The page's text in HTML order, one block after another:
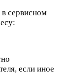
сервисном
если иное